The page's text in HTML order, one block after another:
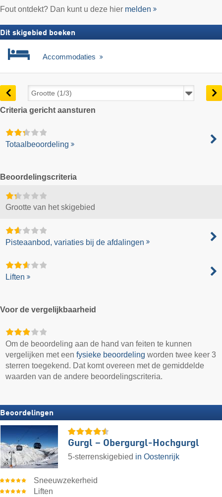
Fout ontdekt? Dan kunt u deze hier melden
Dit skigebied boeken
Accommodaties
Criteria gericht aansturen
Totaalbeoordeling
Beoordelingscriteria
Grootte van het skigebied
Pisteaanbod, variaties bij de afdalingen
Liften
Voor de vergelijkbaarheid
Om de beoordeling aan de hand van feiten te kunnen
vergelijken met eenfysieke beoordeling worden twee keer 3
sterren toegekend. Dat komt overeen met de gemiddelde
waarden van de andere beoordelingscriteria.
Beoordelingen
Gurgl – Obergurgl-Hochgurgl
5-sterrenskigebied in Oostenrijk
Sneeuwzekerheid
Liften